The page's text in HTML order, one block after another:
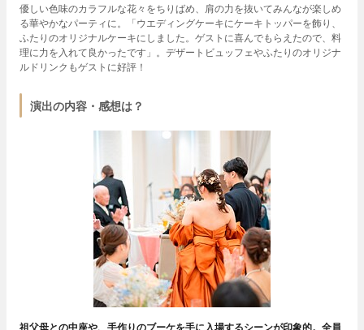
優しい色味のカラフルな花々をちりばめ、肩の力を抜いてみんなが楽しめ
る華やかなパーティに。「ウエディングケーキにケーキトッパーを飾り、
ふたりのオリジナルケーキにしました。ゲストに喜んでもらえたので、料
理に力を入れて良かったです」。デザートビュッフェやふたりのオリジナ
ルドリンクもゲストに好評！
演出の内容・感想は？
祖父母との中座や、手作りのブーケを手に入場するシーンが印象的。全員